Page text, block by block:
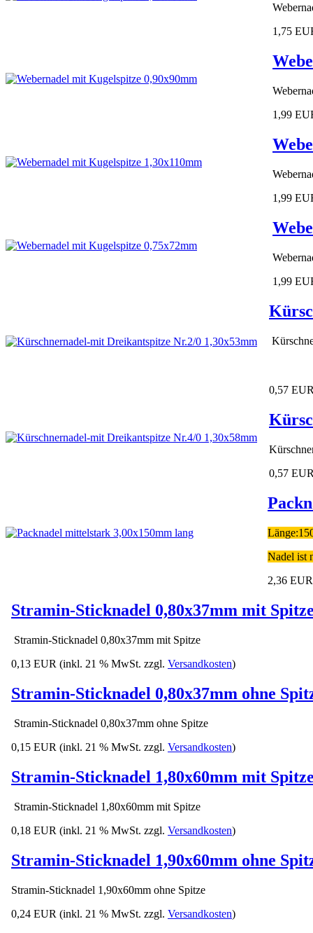
1,75
1,99
1,99
1,99
0,57
0,57
Nadel ist
2,36 EUR
Stramin-Sticknadel 0,80x37mm mit
Stramin-Sticknadel 0,80x37mm mit Spitze
0,13 EUR (inkl. 21 % MwSt. zzgl. Versandkosten)
Stramin-Sticknadel 0,80x37mm ohne
Stramin-Sticknadel 0,80x37mm ohne Spitze
0,15 EUR (inkl. 21 % MwSt. zzgl. Versandkosten)
Stramin-Sticknadel 1,80x60mm mit
Stramin-Sticknadel 1,80x60mm mit Spitze
0,18 EUR (inkl. 21 % MwSt. zzgl. Versandkosten)
Stramin-Sticknadel 1,90x60mm ohne
Stramin-Sticknadel 1,90x60mm ohne Spitze
0,24 EUR (inkl. 21 % MwSt. zzgl. Versandkosten)